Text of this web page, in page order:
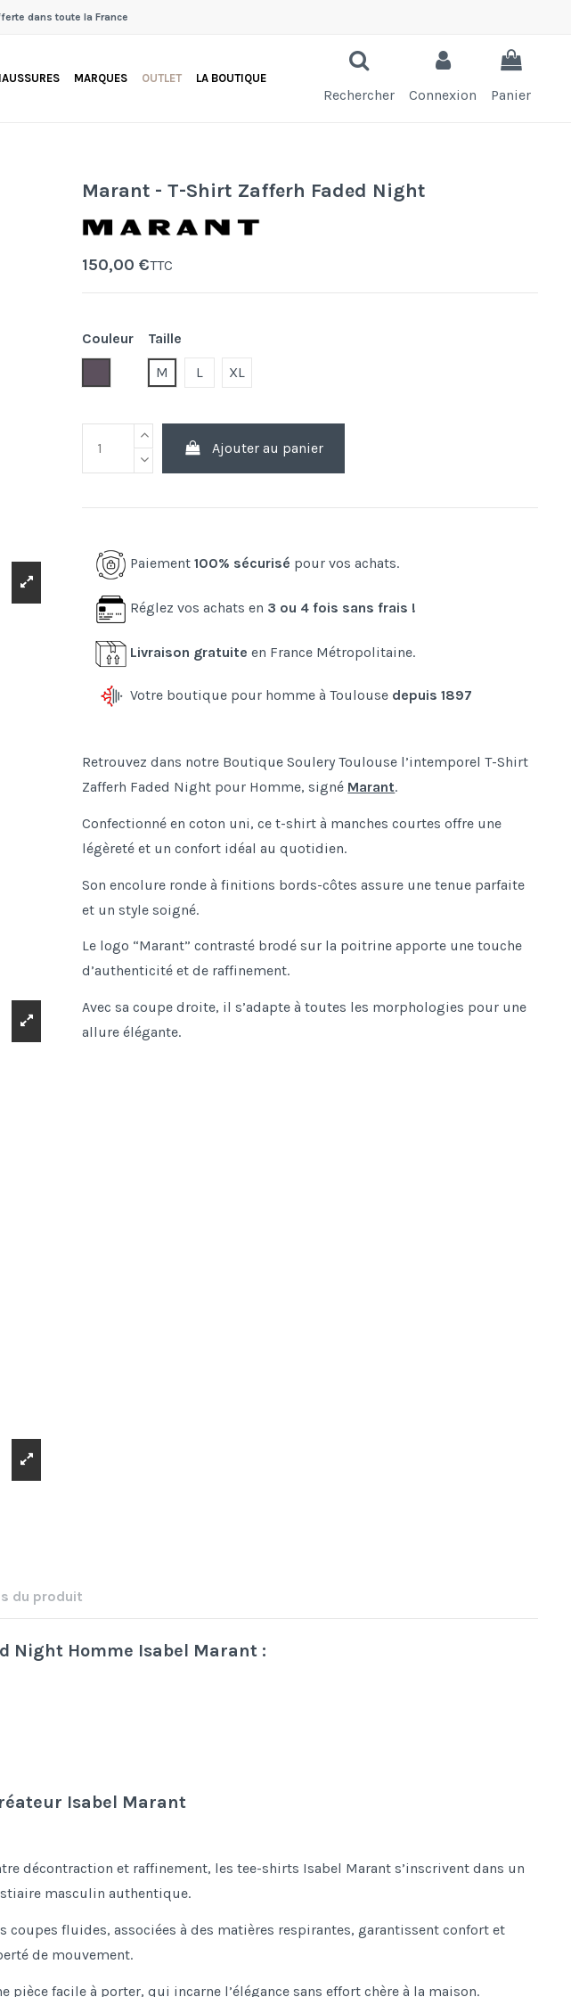
dans toute la France
MARQUES OUTLET LA BOUTIQUE
Rechercher Connexion Panier
Marant - T-Shirt Zafferh Faded Night
150,00 €TTC
Couleur
30fn.fadednight
Taille
M
L XL
Ajouter au panier
Paiement100% sécurisé pour vos achats.
Réglez vos achats en 3 ou 4 fois sans frais !
Livraison gratuite en France Métropolitaine.
Votre boutique pour homme à Toulouse depuis 1897
Retrouvez dans notre Boutique Soulery Toulouse l’intemporel T-Shirt
Zafferh Faded Night pour Homme, signé Marant.
Confectionné en coton uni, ce t-shirt à manches courtes offre une
légèreté et un confort idéal au quotidien.
Son encolure ronde à finitions bords-côtes assure une tenue parfaite
et un style soigné.
Le logo “Marant” contrasté brodé sur la poitrine apporte une touche
d’authenticité et de raffinement.
Avec sa coupe droite, il s’adapte à toutes les morphologies pour une
allure élégante.
du produit
Night Homme Isabel Marant :
Isabel Marant
décontraction et raffinement, les tee-shirts Isabel Marant s’inscrivent dans un
masculin authentique.
coupes fluides, associées à des matières respirantes, garantissent confort et
de mouvement.
pièce facile à porter, qui incarne l’élégance sans effort chère à la maison.